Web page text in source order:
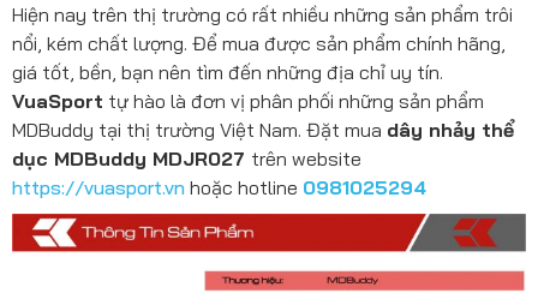
Hiện nay trên thị trường có rất nhiều những sản phẩm trôi
nổi, kém chất lượng. Để mua được sản phẩm chính hãng,
giá tốt, bền, bạn nên tìm đến những địa chỉ uy tín.
VuaSport tự hào là đơn vị phân phối những sản phẩm
MDBuddy tại thị trường Việt Nam. Đặt mua dây nhảy thể
dục MDBuddy MDJR027 trên website
https://vuasport.vn hoặc hotline 0981025294